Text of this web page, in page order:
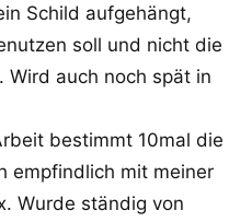
Schild aufgehängt,
soll und nicht die
Wird auch noch spät in
bestimmt 10mal die
empfindlich mit meiner
Wurde ständig von